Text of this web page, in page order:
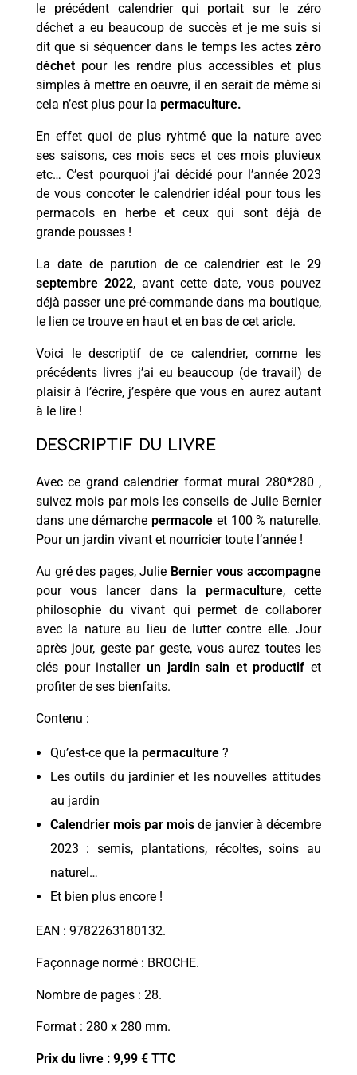
le précédent calendrier qui portait sur le zéro
déchet a eu beaucoup de succès et je me suis si
dit que si séquencer dans le temps les actes zéro
déchet pour les rendre plus accessibles et plus
simples à mettre en oeuvre, il en serait de même si
cela n’est plus pour la permaculture.
En effet quoi de plus ryhtmé que la nature avec
ses saisons, ces mois secs et ces mois pluvieux
etc… C’est pourquoi j’ai décidé pour l’année 2023
de vous concoter le calendrier idéal pour tous les
permacols en herbe et ceux qui sont déjà de
grande pousses !
La date de parution de ce calendrier est le 29
septembre 2022, avant cette date, vous pouvez
déjà passer une pré-commande dans ma boutique,
le lien ce trouve en haut et en bas de cet aricle.
Voici le descriptif de ce calendrier, comme les
précédents livres j’ai eu beaucoup (de travail) de
plaisir à l’écrire, j’espère que vous en aurez autant
à le lire !
Descriptif du livre
Avec ce grand calendrier format mural 280*280 ,
suivez mois par mois les conseils de Julie Bernier
dans une démarche permacole et 100 % naturelle.
Pour un jardin vivant et nourricier toute l’année !
Au gré des pages, Julie Bernier vous accompagne
pour vous lancer dans la permaculture, cette
philosophie du vivant qui permet de collaborer
avec la nature au lieu de lutter contre elle. Jour
après jour, geste par geste, vous aurez toutes les
clés pour installerun jardin sain et productif et
profiter de ses bienfaits.
Contenu :
Qu’est-ce que la permaculture ?
Les outils du jardinier et les nouvelles attitudes
au jardin
Calendrier mois par mois de janvier à décembre
2023 : semis, plantations, récoltes, soins au
naturel…
Et bien plus encore !
EAN : 9782263180132.
Façonnage normé : BROCHE.
Nombre de pages : 28.
Format : 280 x 280 mm.
Prix du livre : 9,99 € TTC